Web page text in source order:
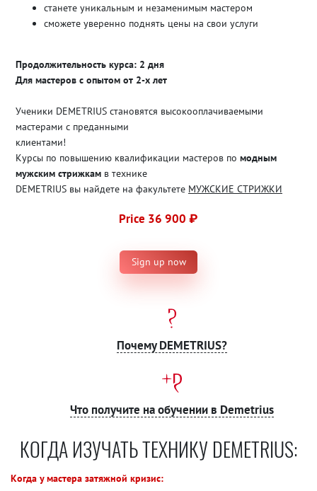
станете уникальным и незаменимым мастером
сможете уверенно поднять цены на свои услуги
Продолжительность курса: 2 дня
Для мастеров с опытом от 2-х лет
Ученики DEMETRIUS становятся высокооплачиваемыми
мастерами с преданными
клиентами!
Курсы по повышению квалификации мастеров по модным
мужским стрижкам в технике
DEMETRIUS вы найдете на факультете МУЖСКИЕ СТРИЖКИ
Price 36 900 ₽
Sign up now
Почему DEMETRIUS?
Что получите на обучении в Demetrius
КОГДА ИЗУЧАТЬ ТЕХНИКУ DEMETRIUS:
Когда у мастера затяжной кризис: